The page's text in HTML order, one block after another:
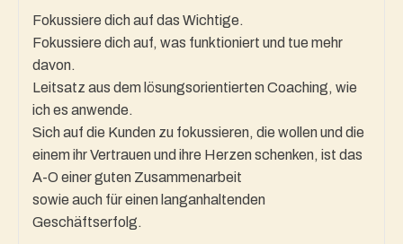
Fokussiere dich auf das Wichtige.
Fokussiere dich auf, was funktioniert und tue mehr
davon.
Leitsatz aus dem lösungsorientierten Coaching, wie
ich es anwende.
Sich auf die Kunden zu fokussieren, die wollen und die
einem ihr Vertrauen und ihre Herzen schenken, ist das
A-O einer guten Zusammenarbeit
sowie auch für einen langanhaltenden
Geschäftserfolg.